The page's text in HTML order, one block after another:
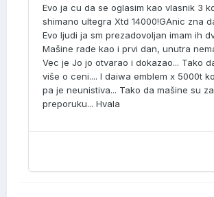
Evo ja cu da se oglasim kao vlasnik 3
shimano ultegra Xtd 14000!GAnic zna
Evo ljudi ja sm prezadovoljan imam ih
Mašine rade kao i prvi dan, unutra
Vec je Jo jo otvarao i dokazao... Tako
više o ceni.... I daiwa emblem x 5000t
pa je neunistiva... Tako da mašine su za
preporuku... Hvala